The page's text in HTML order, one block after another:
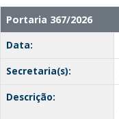
Portaria 367/2026
Data:
Secretaria(s):
Descrição: